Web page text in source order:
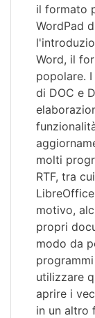
il formato
WordPad
Word, il
popolare.
di DOC e
molti
RTF, tra
motivo,
propri
modo da
utilizzare
aprire i
in un altro